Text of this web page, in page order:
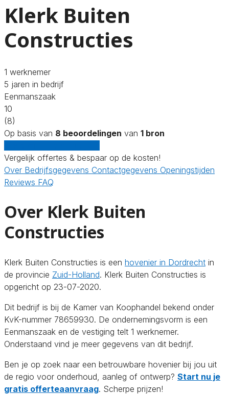
Klerk Buiten
Constructies
1 werknemer
5 jaren in bedrijf
Eenmanszaak
10
(8)
Op basis van 8 beoordelingen van 1 bron
Vergelijk offertes & bespaar op de kosten!
Over Bedrijfsgegevens Contactgegevens Openingstijden
Reviews FAQ
Over Klerk Buiten
Constructies
Klerk Buiten Constructies is een hovenier in Dordrecht in
de provincie Zuid-Holland. Klerk Buiten Constructies is
opgericht op 23-07-2020.
Dit bedrijf is bij de Kamer van Koophandel bekend onder
KvK-nummer 78659930. De ondernemingsvorm is een
Eenmanszaak en de vestiging telt 1 werknemer.
Onderstaand vind je meer gegevens van dit bedrijf.
Ben je op zoek naar een betrouwbare hovenier bij jou uit
de regio voor onderhoud, aanleg of ontwerp? Start nu je
gratis offerteaanvraag. Scherpe prijzen!